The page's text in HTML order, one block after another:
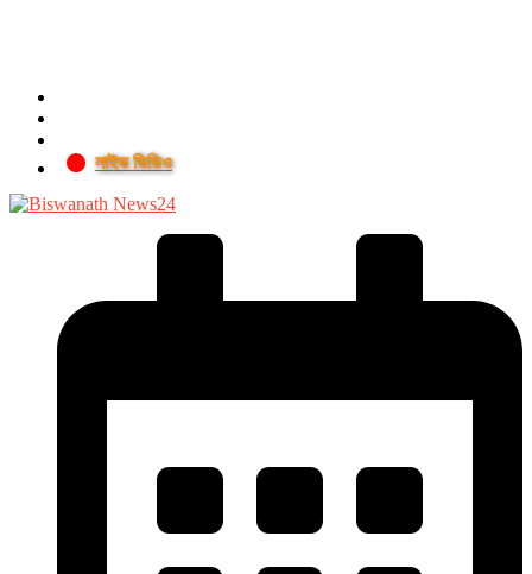
লাইভ ভিডিও